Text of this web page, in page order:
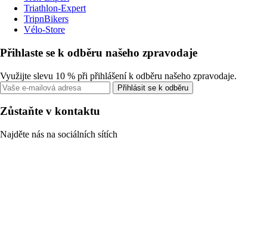
Triathlon-Expert
TripnBikers
Vélo-Store
Přihlaste se k odběru našeho zpravodaje
Využijte slevu 10 % při přihlášení k odběru našeho zpravodaje.
Přihlásit se k odběru
Zůstaňte v kontaktu
Najděte nás na sociálních sítích